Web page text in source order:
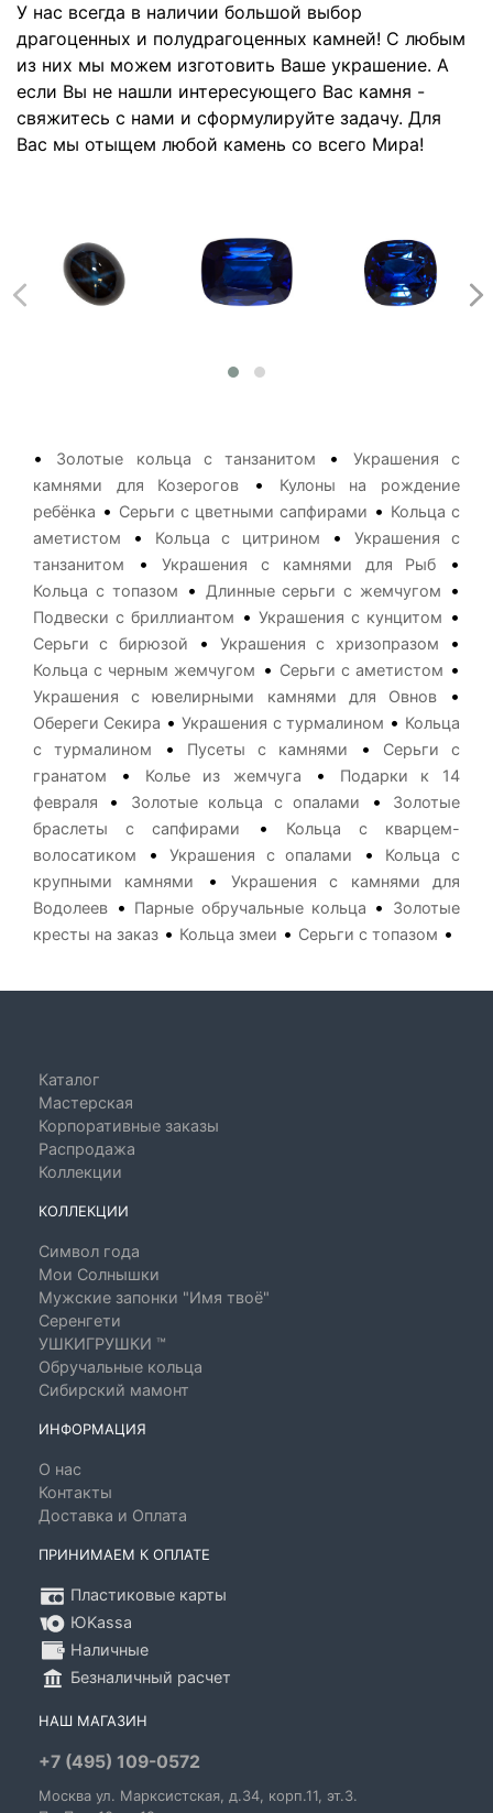
У нас всегда в наличии большой выбор
драгоценных и полудрагоценных камней! С любым
из них мы можем изготовить Ваше украшение. А
если Вы не нашли интересующего Вас камня -
свяжитесь с нами и сформулируйте задачу. Для
Вас мы отыщем любой камень со всего Мира!
• Золотые кольца с танзанитом •
Украшения с
камнями для Козерогов
•
Кулоны на рождение
ребёнка • Серьги с цветными сапфирами • Кольца с
аметистом
• Кольца с цитрином • Украшения с
танзанитом
•Украшения с камнями для Рыб •
Кольца с топазом • Длинные серьги с жемчугом •
Подвески с бриллиантом •Украшения с кунцитом •
Серьги с бирюзой •Украшения с хризопразом •
Кольца с черным жемчугом • Серьги с аметистом •
Украшения с ювелирными камнями для Овнов•
Обереги Секира •Украшения с турмалином • Кольца
с турмалином
• Пусеты с камнями •
Серьги с
гранатом
• Колье из жемчуга •
Подарки к 14
февраля
• Золотые кольца с опалами •
Золотые
браслеты с сапфирами
•
Кольца с кварцем-
волосатиком
•Украшения с опалами •
Кольца с
крупными камнями
•Украшения с камнями для
Водолеев • Парные обручальные кольца •
Золотые
кресты на заказ • Кольца змеи • Серьги с топазом •
Каталог
Мастерская
Корпоративные заказы
Распродажа
Коллекции
КОЛЛЕКЦИИ
Символ года
Мои Солнышки
Мужские запонки "Имя твоё"
Серенгети
УШКИГРУШКИ ™
Обручальные кольца
Сибирский мамонт
ИНФОРМАЦИЯ
О нас
Контакты
Доставка и Оплата
ПРИНИМАЕМ К ОПЛАТЕ
Пластиковые карты
ЮKassa
Наличные
Безналичный расчет
НАШ МАГАЗИН
+7 (495) 109-0572
Москва ул. Марксистская, д.34, корп.11, эт.3.